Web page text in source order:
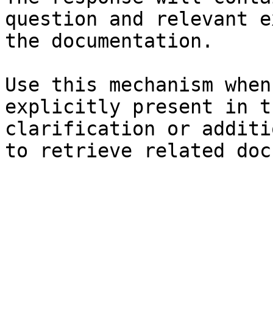
question and relevant
the documentation.
Use this mechanism
explicitly present in
clarification or